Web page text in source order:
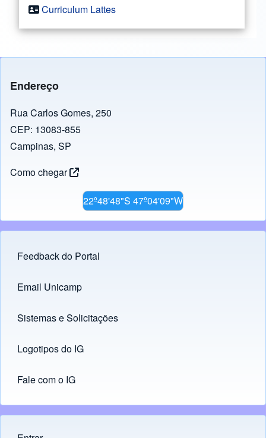
Curriculum Lattes
Endereço
Rua Carlos Gomes, 250
CEP: 13083-855
Campinas, SP
Como chegar
22º48'48"S 47º04'09"W
Footer menu
Feedback do Portal
Links
Email Unicamp
(opens in new tab)
Sistemas e Solicitações
(opens in new tab)
Logotipos do IG
(opens in new tab)
Fale com o IG